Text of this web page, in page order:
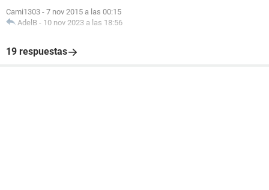
Cami1303 - 7 nov 2015 a las 00:15
AdelB - 10 nov 2023 a las 18:56
19 respuestas